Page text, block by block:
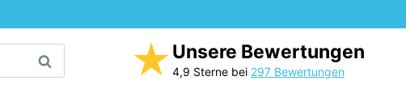
Suchen ★ Unsere Bewertungen
4,9 Sterne bei 297 Bewertungen